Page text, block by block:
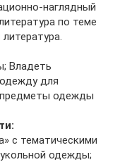
наглядный
по теме
Владеть
для
предметы одежды
с тематическими
одежды;